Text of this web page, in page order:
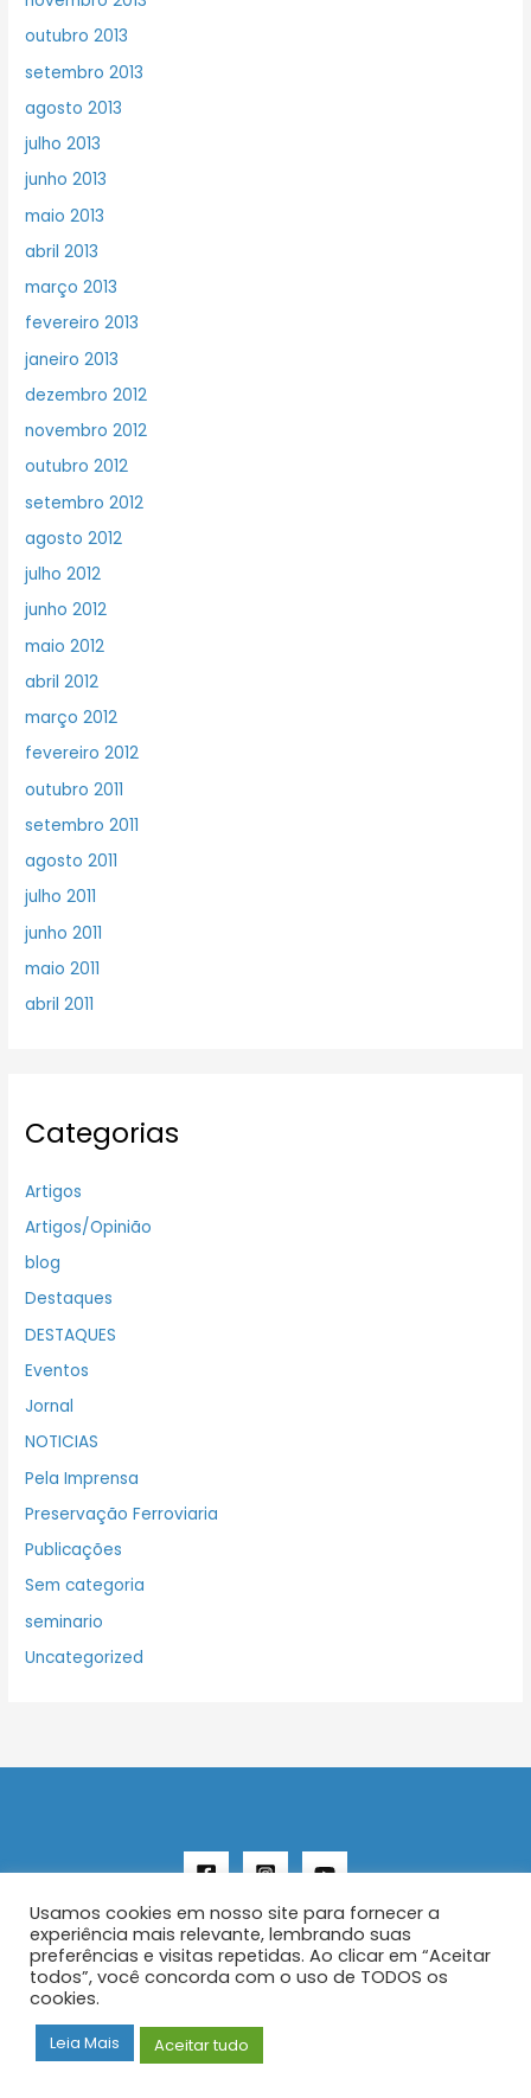
outubro 2013
setembro 2013
agosto 2013
julho 2013
junho 2013
maio 2013
abril 2013
março 2013
fevereiro 2013
janeiro 2013
dezembro 2012
novembro 2012
outubro 2012
setembro 2012
agosto 2012
julho 2012
junho 2012
maio 2012
abril 2012
março 2012
fevereiro 2012
outubro 2011
setembro 2011
agosto 2011
julho 2011
junho 2011
maio 2011
abril 2011
Categorias
Artigos
Artigos/Opinião
blog
Destaques
DESTAQUES
Eventos
Jornal
NOTICIAS
Pela Imprensa
Preservação Ferroviaria
Publicações
Sem categoria
seminario
Uncategorized
Copyright © 2026 AENFER
Construído por IurySan
Usamos cookies em nosso site para fornecer a
experiência mais relevante, lembrando suas
preferências e visitas repetidas. Ao clicar em “Aceitar
todos”, você concorda com o uso de TODOS os
cookies.
Leia Mais Aceitar tudo